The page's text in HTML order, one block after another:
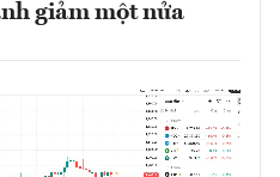
giảm một nửa